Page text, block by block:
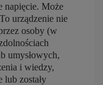
napięcie. Może
urządzenie nie
osoby (w
umysłowych,
i wiedzy,
lub zostały